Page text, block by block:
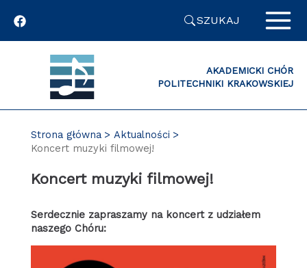
SZUKAJ
AKADEMICKI CHÓR
POLITECHNIKI KRAKOWSKIEJ
Strona główna
Aktualności
Koncert muzyki filmowej!
Koncert muzyki filmowej!
Serdecznie zapraszamy na koncert z udziałem
naszego Chóru: